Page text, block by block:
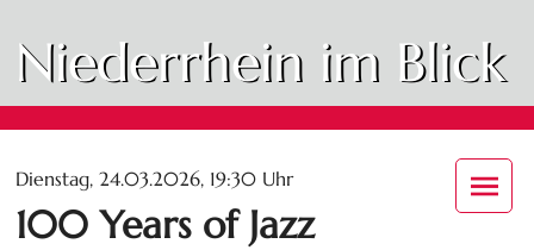
Niederrhein im Blick
Dienstag, 24.03.2026, 19:30 Uhr
100 Years of Jazz